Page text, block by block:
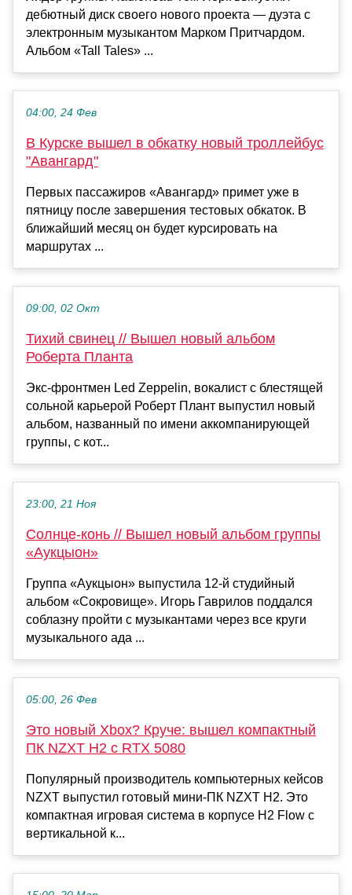
дебютный диск своего нового проекта — дуэта с
электронным музыкантом Марком Притчардом.
Альбом «Tall Tales» ...
04:00, 24 Фев
В Курске вышел в обкатку новый троллейбус
"Авангард"
Первых пассажиров «Авангард» примет уже в
пятницу после завершения тестовых обкаток. В
ближайший месяц он будет курсировать на
маршрутах ...
09:00, 02 Окт
Тихий свинец // Вышел новый альбом
Роберта Планта
Экс-фронтмен Led Zeppelin, вокалист с блестящей
сольной карьерой Роберт Плант выпустил новый
альбом, названный по имени аккомпанирующей
группы, с кот...
23:00, 21 Ноя
Солнце-конь // Вышел новый альбом группы
«Аукцыон»
Группа «Аукцыон» выпустила 12-й студийный
альбом «Сокровище». Игорь Гаврилов поддался
соблазну пройти с музыкантами через все круги
музыкального ада ...
05:00, 26 Фев
Это новый Xbox? Круче: вышел компактный
ПК NZXT H2 с RTX 5080
Популярный производитель компьютерных кейсов
NZXT выпустил готовый мини-ПК NZXT H2. Это
компактная игровая система в корпусе H2 Flow с
вертикальной к...